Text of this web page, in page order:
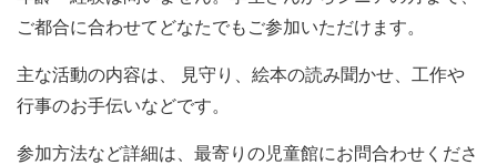
ご都合に合わせてどなたでもご参加いただけます。
主な活動の内容は、 見守り、絵本の読み聞かせ、工作や
行事のお手伝いなどです。
参加方法など詳細は、最寄りの児童館にお問合わせくださ